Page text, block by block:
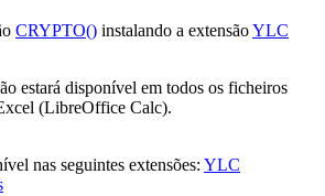
CRYPTO() instalando a extensãoYLC
estará disponível em todos os ficheiros
(LibreOffice Calc).
nas seguintes extensões: YLC